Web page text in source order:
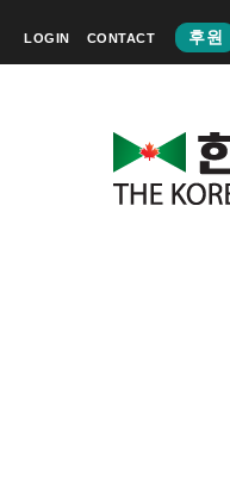
LOGIN CONTACT 후원